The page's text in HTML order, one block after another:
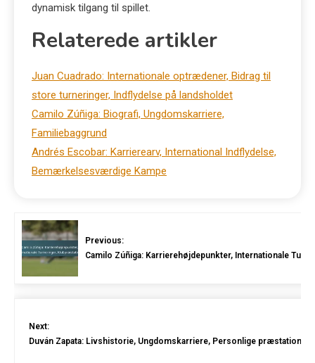
dynamisk tilgang til spillet.
Relaterede artikler
Juan Cuadrado: Internationale optrædener, Bidrag til
store turneringer, Indflydelse på landsholdet
Camilo Zúñiga: Biografi, Ungdomskarriere,
Familiebaggrund
Andrés Escobar: Karrierearv, International Indflydelse,
Bemærkelsesværdige Kampe
Previous:
Camilo Zúñiga: Karrierehøjdepunkter, Internationale
Next:
Duván Zapata: Livshistorie, Ungdomskarriere, Personlige præstationer